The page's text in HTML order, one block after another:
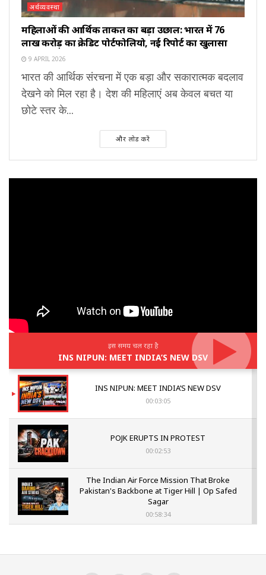
अर्थव्यवस्था
महिलाओं की आर्थिक ताकत का बड़ा उछाल: भारत में ₹76
लाख करोड़ का क्रेडिट पोर्टफोलियो, नई रिपोर्ट का खुलासा
9 APRIL 2026
भारत की आर्थिक संरचना में एक बड़ा और सकारात्मक बदलाव
देखने को मिल रहा है। देश की महिलाएं अब केवल बचत या
छोटे स्तर के...
और लोड करें
इस समय चल रहा है
INS NIPUN: MEET INDIA’S NEW DSV
INS NIPUN: MEET INDIA’S NEW DSV
00:03:05
POJK ERUPTS IN PROTEST
00:02:53
The Indian Air Force Mission That Broke
Pakistan's Backbone at Tiger Hill | Op Safed
Sagar
00:58:34